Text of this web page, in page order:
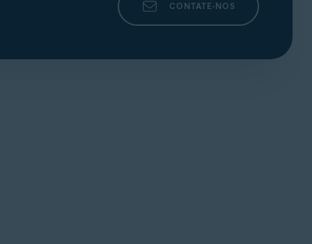
CONTATE-NOS